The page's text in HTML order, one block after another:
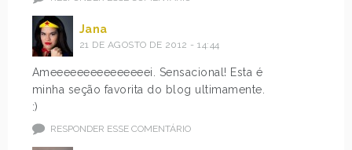
Jana
21 DE AGOSTO DE 2012 - 14:44
Ameeeeeeeeeeeeeeei. Sensacional! Esta é
minha seção favorita do blog ultimamente.
:)
RESPONDER ESSE COMENTÁRIO